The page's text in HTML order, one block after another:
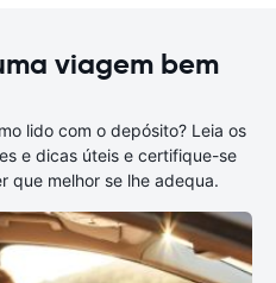
viagem bem
lido com o depósito? Leia os
e dicas úteis e certifique-se
que melhor se lhe adequa.